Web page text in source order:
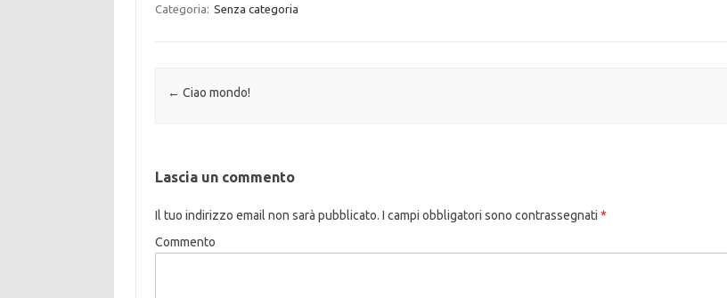
Categoria: Senza categoria
Navigazione articolo
← Ciao mondo!
Lascia un commento
Il tuo indirizzo email non sarà pubblicato. I campi obbligatori sono contrassegnati *
Commento